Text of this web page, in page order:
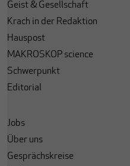
Geist & Gesellschaft
Krach in der Redaktion
Hauspost
MAKROSKOP science
Schwerpunkt
Editorial
Jobs
Über uns
Gesprächskreise